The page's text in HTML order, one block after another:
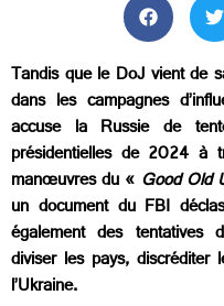
Tandis que le DoJ vient de
dans les campagnes
accuse la Russie de
présidentielles de 2024 à
manœuvres du « Good Old
un document du FBI
également des tentatives
diviser les pays,
l’Ukraine.